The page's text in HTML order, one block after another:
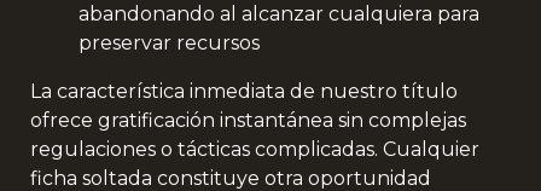
abandonando al alcanzar cualquiera para
preservar recursos
La característica inmediata de nuestro título
ofrece gratificación instantánea sin complejas
regulaciones o tácticas complicadas. Cualquier
ficha soltada constituye otra oportunidad